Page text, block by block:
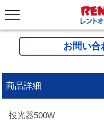
お問い合
商品詳細
投光器500W